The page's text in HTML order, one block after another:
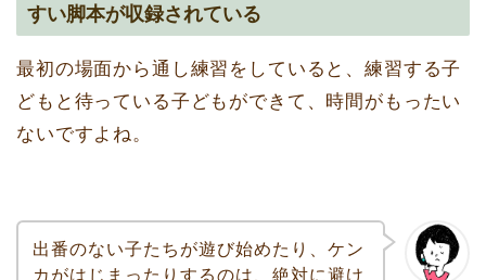
すい脚本が収録されている
最初の場面から通し練習をしていると、練習する子
どもと待っている子どもができて、時間がもったい
ないですよね。
出番のない子たちが遊び始めたり、ケン
カがはじまったりするのは、絶対に避け